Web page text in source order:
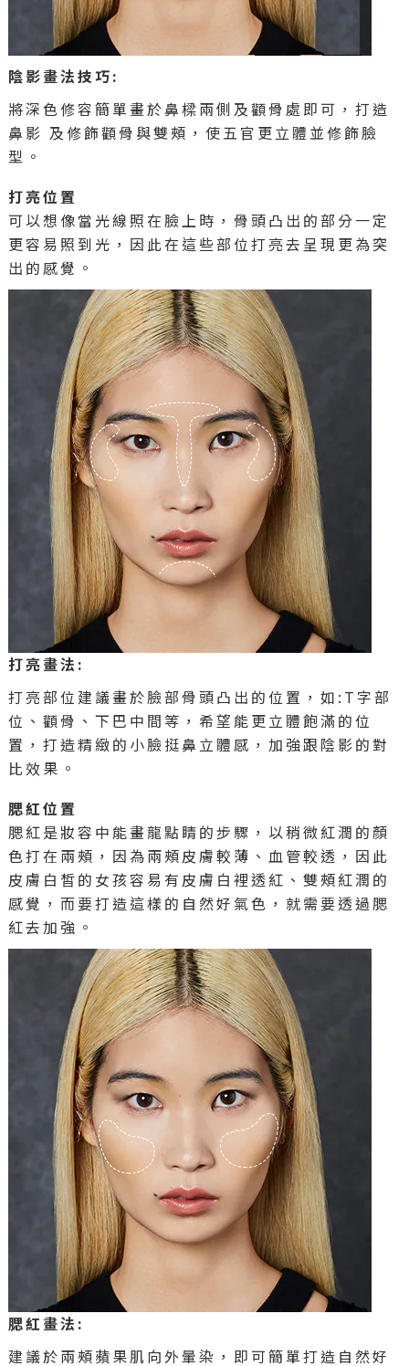
陰影畫法技巧:
將深色修容簡單畫於鼻樑兩側及顴骨處即可，打造
鼻影 及修飾顴骨與雙頰，使五官更立體並修飾臉
型。
打亮位置
可以想像當光線照在臉上時，骨頭凸出的部分一定
更容易照到光，因此在這些部位打亮去呈現更為突
出的感覺。
打亮畫法:
打亮部位建議畫於臉部骨頭凸出的位置，如:T字部
位、顴骨、下巴中間等，希望能更立體飽滿的位
置，打造精緻的小臉挺鼻立體感，加強跟陰影的對
比效果。
腮紅位置
腮紅是妝容中能畫龍點睛的步驟，以稍微紅潤的顏
色打在兩頰，因為兩頰皮膚較薄、血管較透，因此
皮膚白皙的女孩容易有皮膚白裡透紅、雙頰紅潤的
感覺，而要打造這樣的自然好氣色，就需要透過腮
紅去加強。
腮紅畫法:
建議於兩頰蘋果肌向外暈染，即可簡單打造自然好